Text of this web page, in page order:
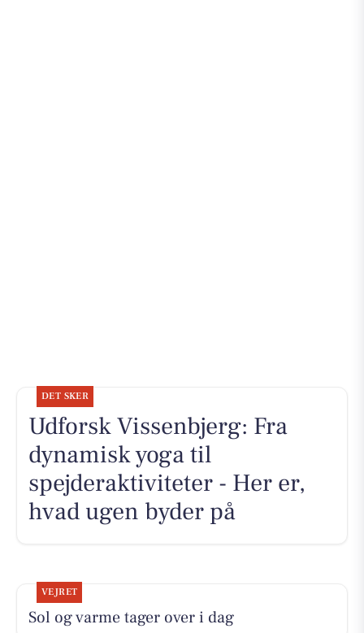
DET SKER
Udforsk Vissenbjerg: Fra
dynamisk yoga til
spejderaktiviteter - Her er,
hvad ugen byder på
VEJRET
Sol og varme tager over i dag